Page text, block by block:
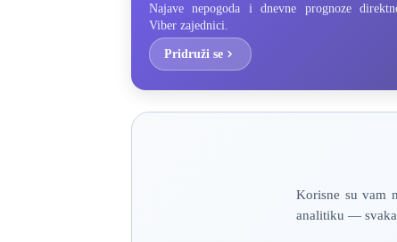
Najave nepogoda i dnevne prognoze
Viber zajednici.
Pridruži se
Korisne su vam
analitiku —